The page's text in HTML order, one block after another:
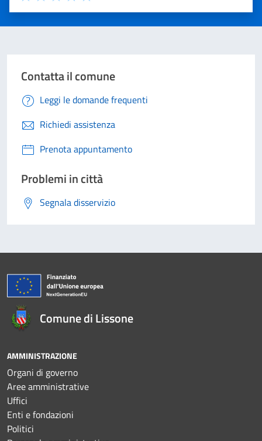
Valuta 5 stelle su 5
Valuta 4 stelle su 5
Valuta 3 stelle su 5
Valuta 2 stelle su 5
Valuta 1 stelle su 5
Contatta il comune
Leggi le domande frequenti
Richiedi assistenza
Prenota appuntamento
Problemi in città
Segnala disservizio
Comune di Lissone
AMMINISTRAZIONE
Organi di governo
Aree amministrative
Uffici
Enti e fondazioni
Politici